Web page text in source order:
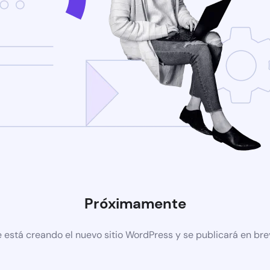
Próximamente
está creando el nuevo sitio WordPress y se publicará en